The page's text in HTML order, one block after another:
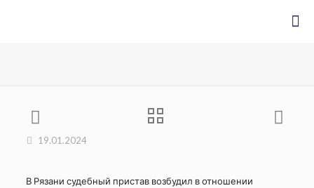
19.01.2024
В Рязани судебный пристав возбудил в отношении